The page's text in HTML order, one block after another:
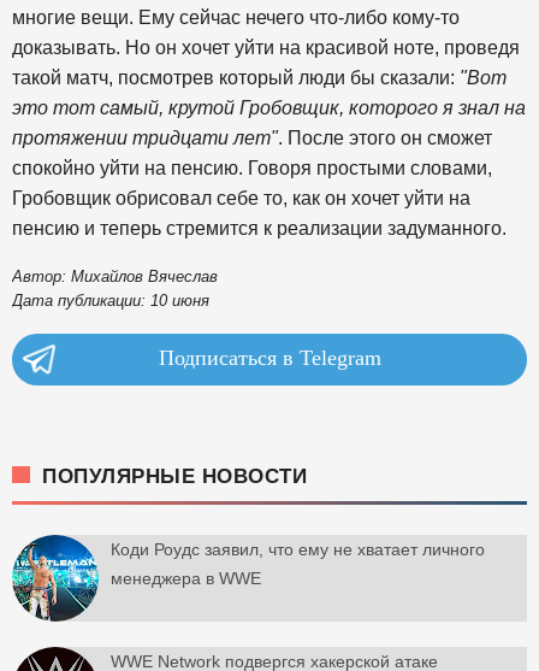
многие вещи. Ему сейчас нечего что-либо кому-то
доказывать. Но он хочет уйти на красивой ноте, проведя
такой матч, посмотрев который люди бы сказали: "Вот
это тот самый, крутой Гробовщик, которого я знал на
протяжении тридцати лет". После этого он сможет
спокойно уйти на пенсию. Говоря простыми словами,
Гробовщик обрисовал себе то, как он хочет уйти на
пенсию и теперь стремится к реализации задуманного.
Автор: Михайлов Вячеслав
Дата публикации: 10 июня
Подписаться в Telegram
ПОПУЛЯРНЫЕ НОВОСТИ
Коди Роудс заявил, что ему не хватает личного
менеджера в WWE
WWE Network подвергся хакерской атаке